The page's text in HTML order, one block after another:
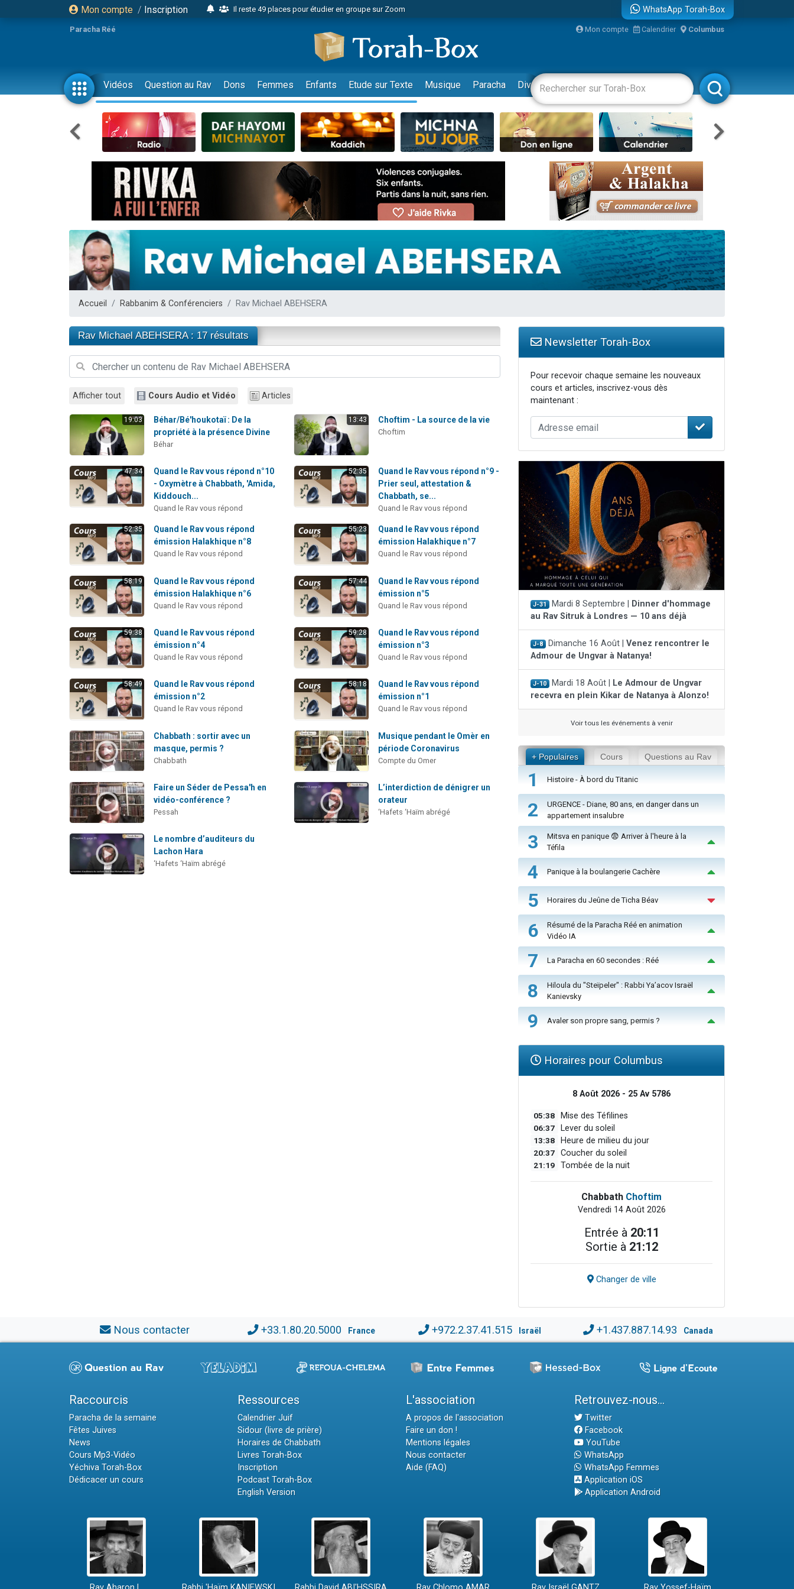
Mon compte / Inscription
Il reste 49 places pour étudier en groupe sur Zoom
2 personnes viennent de nous rejoindre sur WhatsApp
6 personnes viennent de nous rejoindre sur WhatsApp
4 personnes viennent de faire un don pour Reloger Rivka, 6 enfants, victime de violences...
2 personnes viennent de faire un don pour 1 Journée de Vacances Pour les Enfants
17 personnes viennent de demander une bénédiction
4 personnes viennent de nous rejoindre sur WhatsApp
Il reste 49 places pour étudier en groupe sur Zoom
Eva vient de donner son Maasser
4 personnes viennent de nous rejoindre sur WhatsApp
3 personnes viennent de nous rejoindre sur WhatsApp
Odaya vient de donner son Maasser
2 personnes viennent de nous rejoindre sur WhatsApp
13 personnes viennent de demander une bénédiction
30 personnes viennent de faire un don pour Sauvez la jambe de Yohan
12 nouvelles musiques dans Torah-Box Music
29 personnes viennent de demander une bénédiction
WhatsApp Torah-Box
Paracha Réé Mon compte Calendrier Columbus
Vidéos Question au Rav Dons Femmes Enfants Etude sur Texte Musique Paracha Divertissements Livres Rabbanim
Accueil Rabbanim & Conférenciers Rav Michael ABEHSERA
Rav Michael ABEHSERA : 17 résultats
Afficher tout Cours Audio et Vidéo Articles
19:03
Béhar/Bé'houkotaï : De la
propriété à la présence Divine
Béhar
13:43 Choftim - La source de la vie
Choftim
47:34
Quand le Rav vous répond n°10
- Oxymètre à Chabbath, 'Amida,
Kiddouch...
Quand le Rav vous répond
52:35
Quand le Rav vous répond n°9 -
Prier seul, attestation &
Chabbath, se...
Quand le Rav vous répond
52:35
Quand le Rav vous répond
émission Halakhique n°8
Quand le Rav vous répond
55:23
Quand le Rav vous répond
émission Halakhique n°7
Quand le Rav vous répond
58:19
Quand le Rav vous répond
émission Halakhique n°6
Quand le Rav vous répond
57:44
Quand le Rav vous répond
émission n°5
Quand le Rav vous répond
59:38
Quand le Rav vous répond
émission n°4
Quand le Rav vous répond
59:28
Quand le Rav vous répond
émission n°3
Quand le Rav vous répond
58:49
Quand le Rav vous répond
émission n°2
Quand le Rav vous répond
58:18
Quand le Rav vous répond
émission n°1
Quand le Rav vous répond
Chabbath : sortir avec un
masque, permis ?
Chabbath
Musique pendant le Omèr en
période Coronavirus
Compte du Omer
Faire un Séder de Pessa'h en
vidéo-conférence ?
Pessah
L’interdiction de dénigrer un
orateur
‘Hafets ‘Haïm abrégé
Le nombre d’auditeurs du
Lachon Hara
‘Hafets ‘Haïm abrégé
Newsletter Torah-Box
Pour recevoir chaque semaine les nouveaux
cours et articles, inscrivez-vous dès
maintenant :
J-31 Mardi 8 Septembre |
Dinner d'hommage
au Rav Sitruk à Londres — 10 ans déjà
J-8 Dimanche 16 Août | Venez rencontrer le
Admour de Ungvar à Natanya!
J-10 Mardi 18 Août |
Le Admour de Ungvar
recevra en plein Kikar de Natanya à Alonzo!
Voir tous les événements à venir
+ Populaires Cours Questions au Rav
1 Histoire - À bord du Titanic
2
URGENCE - Diane, 80 ans, en danger dans un
appartement insalubre
3
Mitsva en panique 😨 Arriver à l'heure à la
Téfila
4 Panique à la boulangerie Cachère
5 Horaires du Jeûne de Ticha Béav
6
Résumé de la Paracha Réé en animation
Vidéo IA
7 La Paracha en 60 secondes : Réé
8
Hiloula du "Steïpeler" : Rabbi Ya’acov Israël
Kanievsky
9 Avaler son propre sang, permis ?
Horaires pour Columbus
8 Août 2026 - 25 Av 5786
05:38 Mise des Téfilines
06:37 Lever du soleil
13:38 Heure de milieu du jour
20:37 Coucher du soleil
21:19 Tombée de la nuit
Chabbath Choftim
Vendredi 14 Août 2026
Entrée à 20:11
Sortie à 21:12
Changer de ville
Nous contacter +33.1.80.20.5000 France +972.2.37.41.515 Israël +1.437.887.14.93 Canada
Raccourcis
Paracha de la semaine
Fêtes Juives
News
Cours Mp3-Vidéo
Yéchiva Torah-Box
Dédicacer un cours
Ressources
Calendrier Juif
Sidour (livre de prière)
Horaires de Chabbath
Livres Torah-Box
Inscription
Podcast Torah-Box
English Version
L'association
A propos de l'association
Faire un don !
Mentions légales
Nous contacter
Aide (FAQ)
Retrouvez-nous...
Twitter
Facebook
YouTube
WhatsApp
WhatsApp Femmes
Application iOS
Application Android